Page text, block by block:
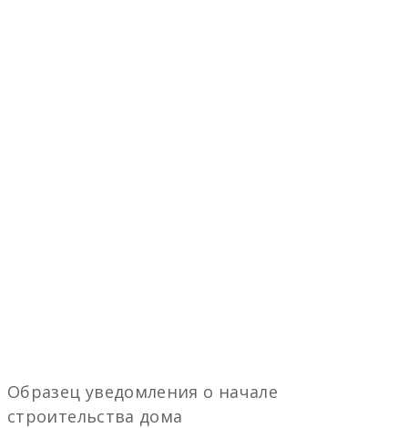
Образец уведомления о начале
строительства дома